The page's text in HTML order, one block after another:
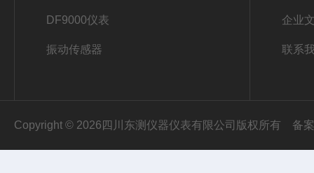
DF9000仪表
振动传感器
企业
联系
Copyright © 2026四川东测仪器仪表有限公司版权所有 备